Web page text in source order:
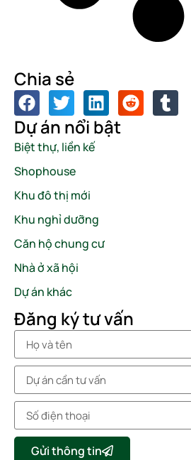
Chia sẻ
Dự án nổi bật
Biệt thự, liền kế
Shophouse
Khu đô thị mới
Khu nghỉ dưỡng
Căn hộ chung cư
Nhà ở xã hội
Dự án khác
Đăng ký tư vấn
Gửi thông tin